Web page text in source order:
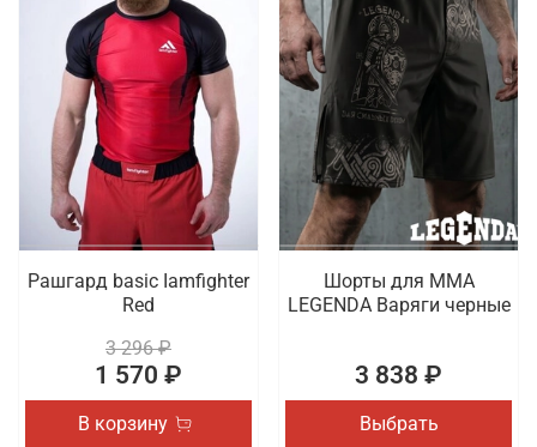
Рашгард basic Iamfighter
Red
3 296 ₽
1 570 ₽
В корзину
Шорты для MMA
LEGENDA Варяги черные
3 838 ₽
Выбрать